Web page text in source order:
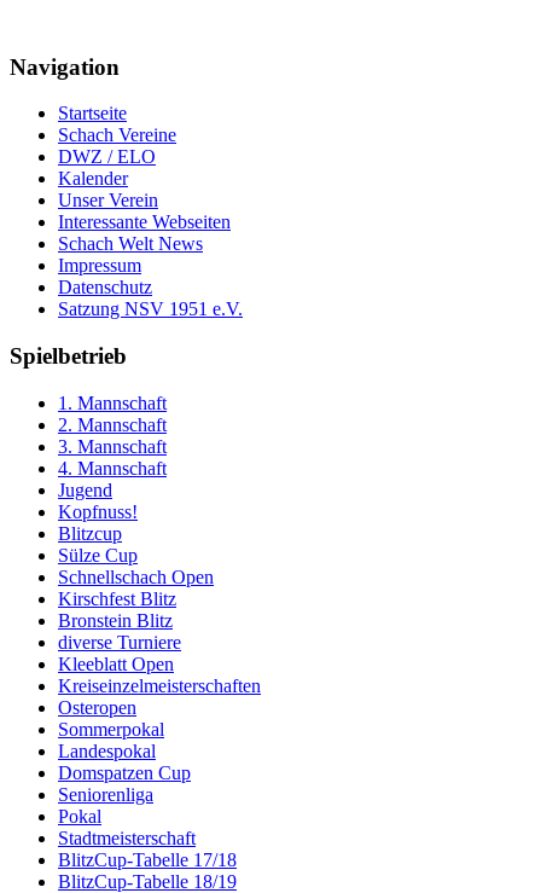
Navigation
Startseite
Schach Vereine
DWZ / ELO
Kalender
Unser Verein
Interessante Webseiten
Schach Welt News
Impressum
Datenschutz
Satzung NSV 1951 e.V.
Spielbetrieb
1. Mannschaft
2. Mannschaft
3. Mannschaft
4. Mannschaft
Jugend
Kopfnuss!
Blitzcup
Sülze Cup
Schnellschach Open
Kirschfest Blitz
Bronstein Blitz
diverse Turniere
Kleeblatt Open
Kreiseinzelmeisterschaften
Osteropen
Sommerpokal
Landespokal
Domspatzen Cup
Seniorenliga
Pokal
Stadtmeisterschaft
BlitzCup-Tabelle 17/18
BlitzCup-Tabelle 18/19